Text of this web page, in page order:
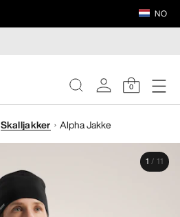
NO
0
Skalljakker Alpha Jakke
1 / 11